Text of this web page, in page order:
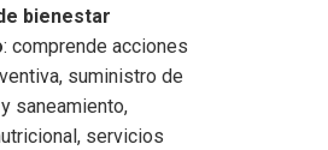
bienestar
: comprende acciones
suministro de
saneamiento,
servicios